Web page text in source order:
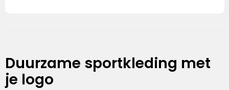
Duurzame sportkleding met
je logo